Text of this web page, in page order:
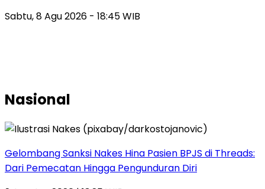
Sabtu, 8 Agu 2026 - 18:45 WIB
Nasional
Gelombang Sanksi Nakes Hina Pasien BPJS di Threads:
Dari Pemecatan Hingga Pengunduran Diri